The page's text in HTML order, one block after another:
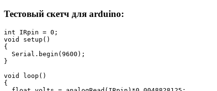
Тестовый скетч для arduino:
int IRpin = 0;
void setup()
{
  Serial.begin(9600);
}
void loop()
{